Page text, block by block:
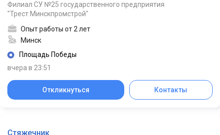
Филиал СУ №25 государственного предприятия
"Трест Минскпромстрой"
Опыт работы от 2 лет
Минск
Площадь Победы
вчера в 23:51
Откликнуться Контакты
Стяжечник